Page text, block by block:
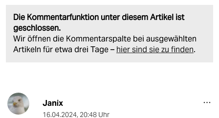
Die Kommentarfunktion unter diesem Artikel ist
geschlossen.
Wir öffnen die Kommentarspalte bei ausgewählten
Artikeln für etwa drei Tage – hier sind sie zu finden.
Janix
16.04.2024, 20:48 Uhr